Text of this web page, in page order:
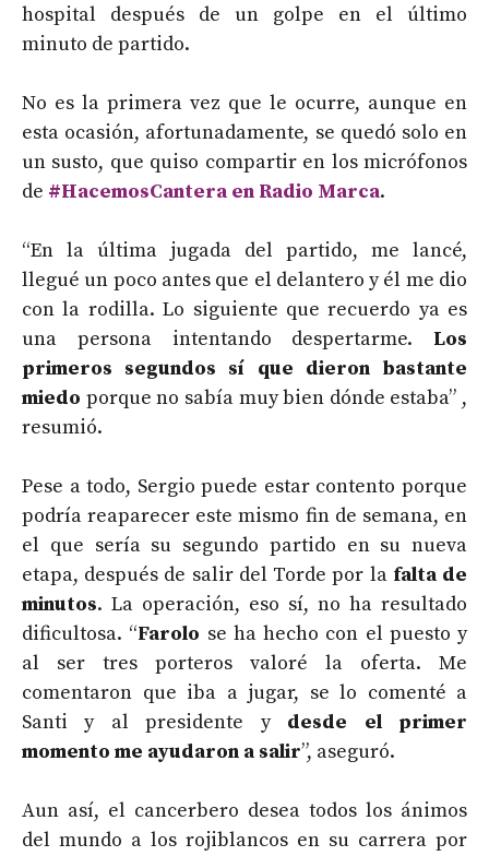
hospital después de un golpe en el último
minuto de partido.
No es la primera vez que le ocurre, aunque en
esta ocasión, afortunadamente, se quedó solo en
un susto, que quiso compartir en los micrófonos
de #HacemosCantera en Radio Marca.
“En la última jugada del partido, me lancé,
llegué un poco antes que el delantero y él me dio
con la rodilla. Lo siguiente que recuerdo ya es
una persona intentando despertarme. Los
primeros segundos sí que dieron bastante
miedo porque no sabía muy bien dónde estaba” ,
resumió.
Pese a todo, Sergio puede estar contento porque
podría reaparecer este mismo fin de semana, en
el que sería su segundo partido en su nueva
etapa, después de salir del Torde por la falta de
minutos. La operación, eso sí, no ha resultado
dificultosa. “Farolo se ha hecho con el puesto y
al ser tres porteros valoré la oferta. Me
comentaron que iba a jugar, se lo comenté a
Santi y al presidente y desde el primer
momento me ayudaron a salir”, aseguró.
Aun así, el cancerbero desea todos los ánimos
del mundo a los rojiblancos en su carrera por